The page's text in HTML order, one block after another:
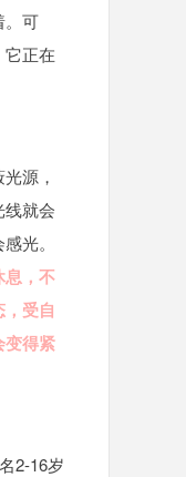
。可
它正在
源，
就会
光。
息，不
受自
变得紧
2-16岁